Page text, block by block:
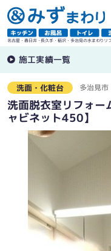
名古屋・春日井・長久手・稲沢・多治見の水まわりリ
施工実績一覧
洗面・化粧台 多治見市
洗面脱衣室リフォ
ャビネット450】